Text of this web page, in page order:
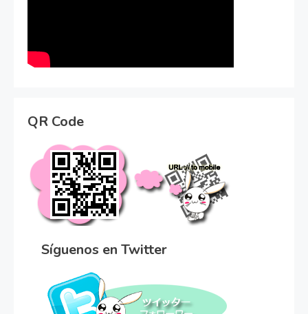
QR Code
Síguenos en Twitter